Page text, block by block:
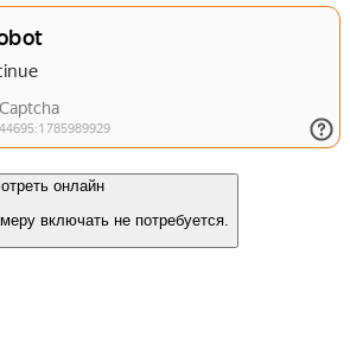
онлайн
включать не потребуется.